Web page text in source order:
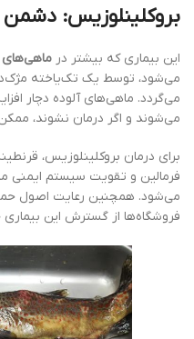
بروکلینلوزیس:
این بیماری که بیشتر در ماهی‌های
می‌شود، توسط یک تک‌یاخته
می‌گردد. ماهی‌های آلوده دچار
می‌شوند و اگر درمان نشوند،
برای درمان بروکلینلوزیس،
فرمالین و تقویت سیستم ایمنی
می‌شود. همچنین رعایت اصول
فروشگاه‌ها از گسترش این